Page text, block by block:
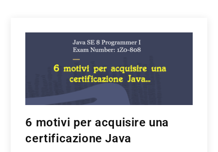
6 motivi per acquisire una
certificazione Java